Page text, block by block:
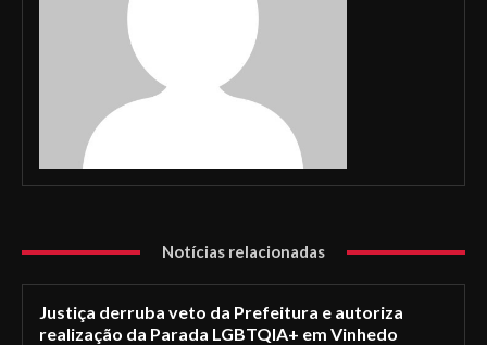
Notícias relacionadas
Justiça derruba veto da Prefeitura e autoriza
realização da Parada LGBTQIA+ em Vinhedo